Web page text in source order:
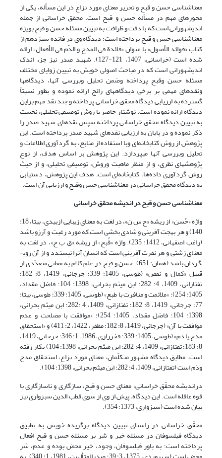
معناشناسی حسن و قبح و تحریر معنای مورد نزاع در این مسأله، یکی از
محورهای مهم در مسأله حسن و قبح است. محقق خراسانی از جمله
اندیشه­ورانی است که با دقت و ظرافت به تبیین مسئله حسن و قبح بویژه
معناشناسی حسن و قبح پرداخته است؛ دیدگاه وی در فائده سیزدهم از
کتاب «فوائد الأصول» با عنوان «فائدة فی المدح و الذّم فی الأفعال‏» ارائه
شده است (خراسانی، 1407، 121-127). شهید صدر نیز جزء اندک
اندیشه­ورانی است که در مباحث اصولی خویش به تبیین زوایای مختلف
مسئله حسن وقبح پرداخته وضمن تحلیل وبررسی آنها، دیدگاه­ها
ونقدهای مهمی بر برخی دیدگاه­های رائج ارائه نموده و بطور نسبتاً
گسترده به ارزیابی دیدگاه محقق خراسانی پرداخته و چند نقد مهم براین
دیدگاه ارائه نموده است. نوشتار حاضر با روش توصیفی تحلیلی، نخست
به تبیین دیدگاه­ محقق خراسانی پرداخته سپس نقدهای شهید صدر را
ذکر نموده و در پایان به ارزیابی نقدهای شهید صدر پرداخته است. این
پژوهش از روش کتابخانه‌ای وبا استفاده از منابع، به گردآوری اطلاعات و
تحلیل وبررسی آنها می­پردازد. این پژوهش بر اساس هدف، از نوع
پژوهش­های نظری، و از منظر ماهیت وروش، توصیفی تحلیلی، و از حیث
روش‌ گردآوری داده‌ها، کتابخانه‌ای است. هدف این پژوهش، دستیابی
به دیدگاه­ محقق خراسانی در معناشناسی حسن وقبح و ارزیابی آن است.
معناشناسی حسن و قبح در اندیشه محقق خراسانی
واژه «حُسن» از ریشه «ح س ن»، در لغت به معنای زیبایی (زبیدی، بی­تا، 18:
140) و هر بهجت آفرینی و شادى بخشی است که مورد رغبت و آرزو باشد
(راغب اصفهانی، 1412: 235). واژه «قُبح» از ریشه «ق ب ح»، در لغت به
معنای زشتی و هر نفرت آفرینی است که انسان آنرا نپسندد و از آن روی­
گردان باشد (همان: 651). حسن و قبح در علم کلام به معانی متعدّدی از
قبیل «کمال و نقص» (طوسی، 1405: 339؛ جرجانی، 1419، 8: 182؛
تفتازانی، 1409، 4: 282؛ ابن میثم بحرانی، 1398: 104؛ فاضل مقداد،
1405: 254)؛ «ملائمت و منافرت با طبع» (طوسی، 1405: 339؛ طوسی، بی­تا:
77؛ جرجانی، 1419، 8: 182؛ تفتازانی، 1409، 4 :282؛ ابن میثم بحرانی،
1398: 104؛ فاضل مقداد، 1405: 254)؛ «موافقت با مصلحت و عدم
موافقت با آن» (جرجانی، 1419، 8: 182؛ مظفر، 1422، 2: 411) و «استحقاق
مدح یا ذم» (طوسی، 1405: 339؛ فخررازی، 1986، 1: 346؛ جرجانی، 1419،
8: 183؛ تفتازانی، 1409، 4: 282؛ ابن میثم بحرانی، 1398: 104) بکار رفته
است. مطابق دیدگاه مشهور متکلّمان، معنای مورد نزاع، استحقاق مدح
وذم است (تفتازانی، 1409، 4: 282؛ ابن میثم بحرانی، 1398: 104).
دراندیشه محقّق خراسانی، معنای حسن و قبح، سازگاری و ناسازگاری با
قوه عاقله است. این دیدگاه، پیش از وی از سوی قطب ‌الدین سبزواری نیز
بیان شده است (سبزواری، 1373: 354).
محقّق خراسانی در راستای تبیین دیدگاه برگزیده خویش به تطبیق
دیدگاه فیلسوفان در مسئله خیر و شر بر مسئله حسن و قبح افعال
پرداخته است؛ به باور فیلسوفان، وجود، خیر محض بوده و عدم، شر